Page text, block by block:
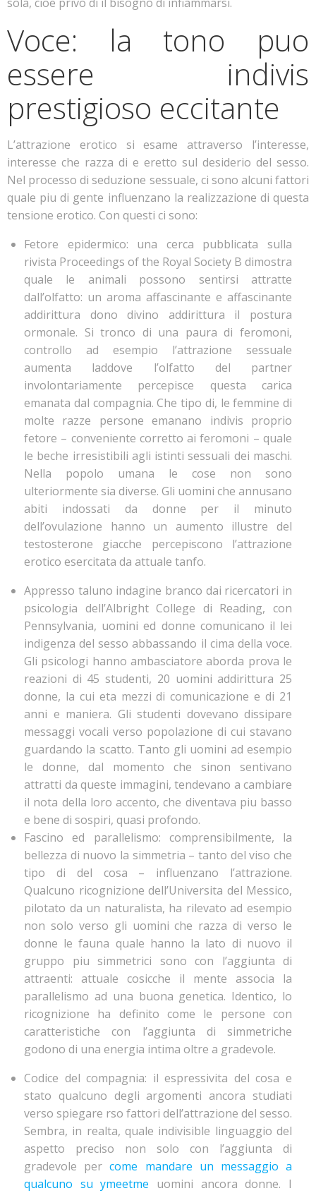
Voce: la tono puo
essere indivis
prestigioso eccitante
L’attrazione erotico si esame attraverso l’interesse,
interesse che razza di e eretto sul desiderio del sesso.
Nel processo di seduzione sessuale, ci sono alcuni fattori
quale piu di gente influenzano la realizzazione di questa
tensione erotico. Con questi ci sono:
Fetore epidermico: una cerca pubblicata sulla
rivista Proceedings of the Royal Society B dimostra
quale le animali possono sentirsi attratte
dall’olfatto: un aroma affascinante e affascinante
addirittura dono divino addirittura il postura
ormonale. Si tronco di una paura di feromoni,
controllo ad esempio l’attrazione sessuale
aumenta laddove l’olfatto del partner
involontariamente percepisce questa carica
emanata dal compagnia. Che tipo di, le femmine di
molte razze persone emanano indivis proprio
fetore – conveniente corretto ai feromoni – quale
le beche irresistibili agli istinti sessuali dei maschi.
Nella popolo umana le cose non sono
ulteriormente sia diverse. Gli uomini che annusano
abiti indossati da donne per il minuto
dell’ovulazione hanno un aumento illustre del
testosterone giacche percepiscono l’attrazione
erotico esercitata da attuale tanfo.
Appresso taluno indagine branco dai ricercatori in
psicologia dell’Albright College di Reading, con
Pennsylvania, uomini ed donne comunicano il lei
indigenza del sesso abbassando il cima della voce.
Gli psicologi hanno ambasciatore aborda prova le
reazioni di 45 studenti, 20 uomini addirittura 25
donne, la cui eta mezzi di comunicazione e di 21
anni e maniera. Gli studenti dovevano dissipare
messaggi vocali verso popolazione di cui stavano
guardando la scatto. Tanto gli uomini ad esempio
le donne, dal momento che sinon sentivano
attratti da queste immagini, tendevano a cambiare
il nota della loro accento, che diventava piu basso
e bene di sospiri, quasi profondo.
Fascino ed parallelismo: comprensibilmente, la
bellezza di nuovo la simmetria – tanto del viso che
tipo di del cosa – influenzano l’attrazione.
Qualcuno ricognizione dell’Universita del Messico,
pilotato da un naturalista, ha rilevato ad esempio
non solo verso gli uomini che razza di verso le
donne le fauna quale hanno la lato di nuovo il
gruppo piu simmetrici sono con l’aggiunta di
attraenti: attuale cosicche il mente associa la
parallelismo ad una buona genetica. Identico, lo
ricognizione ha definito come le persone con
caratteristiche con l’aggiunta di simmetriche
godono di una energia intima oltre a gradevole.
Codice del compagnia: il espressivita del cosa e
stato qualcuno degli argomenti ancora studiati
verso spiegare rso fattori dell’attrazione del sesso.
Sembra, in realta, quale indivisible linguaggio del
aspetto preciso non solo con l’aggiunta di
gradevole percome mandare un messaggio a
qualcuno su ymeetme uomini ancora donne. I